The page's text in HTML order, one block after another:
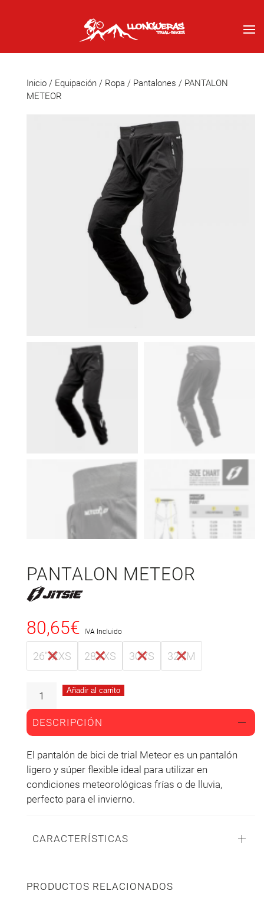
Inicio / Equipación / Ropa / Pantalones / PANTALON
METEOR
PANTALON METEOR
80,65€ IVA Incluido
26"/XXS 28"/XS 30"/S 32"/M
Añadir al carrito
DESCRIPCIÓN
El pantalón de bici de trial Meteor es un pantalón
ligero y súper flexible ideal para utilizar en
condiciones meteorológicas frías o de lluvia,
perfecto para el invierno.
CARACTERÍSTICAS
PRODUCTOS RELACIONADOS